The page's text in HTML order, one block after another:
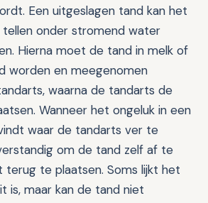
Een uitgeslagen tand kan het
onder stromend water
Hierna moet de tand in melk of
worden en meegenomen
waarna de tandarts de
Wanneer het ongeluk in een
waar de tandarts ver te
om de tand zelf af te
terug te plaatsen. Soms lijkt het
is, maar kan de tand niet